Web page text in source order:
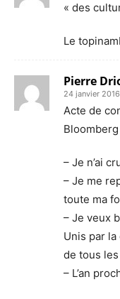
« des
Le
Pierre
24 janvier
Acte de
Bloomberg
– Je n’ai
– Je me
toute ma
– Je veux
Unis par
de tous
– L’an